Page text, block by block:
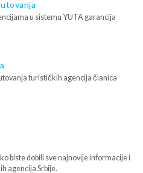
u sistemu YUTA garancija
turističkih agencija članica
biste dobili sve najnovije informacije i
agencija Srbije.